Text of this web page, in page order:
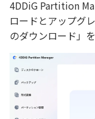
4DDiG Partition
ロードとアップグ
のダウンロード」